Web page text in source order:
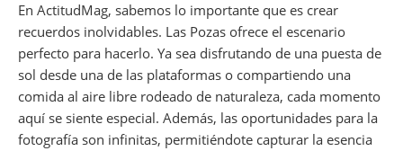
En ActitudMag, sabemos lo importante que es crear
recuerdos inolvidables. Las Pozas ofrece el escenario
perfecto para hacerlo. Ya sea disfrutando de una puesta de
sol desde una de las plataformas o compartiendo una
comida al aire libre rodeado de naturaleza, cada momento
aquí se siente especial. Además, las oportunidades para la
fotografía son infinitas, permitiéndote capturar la esencia